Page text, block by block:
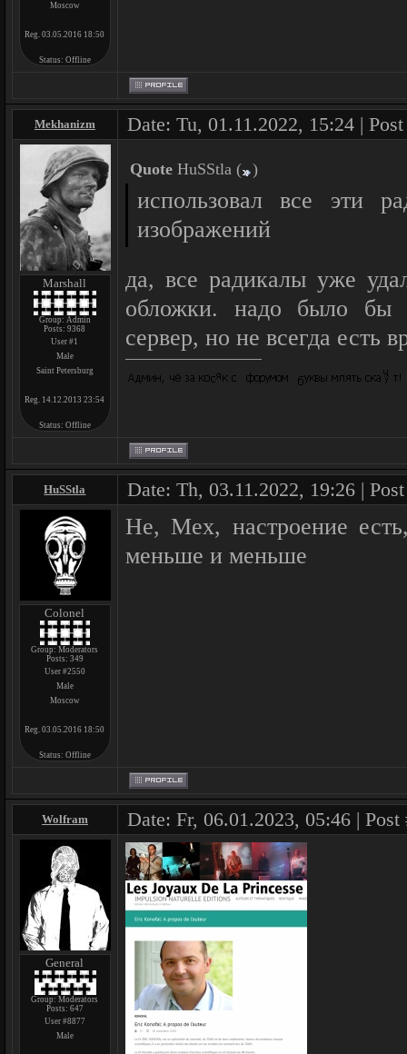
Moscow
Reg. 03.05.2016 18:50
Status: Offline
Mekhanizm Date: Tu, 01.11.2022, 15:24 |
Marshall
Group: Admin
Posts:9368
User #1
Male
Saint Petersburg
Reg. 14.12.2013 23:54
Status: Offline
Quote HuSStla ( )
использовал все эти
изображений
да, все радикалы уже
обложки. надо было бы
сервер, но не всегда есть
HuSStla Date: Th, 03.11.2022, 19:26 |
Colonel
Group: Moderators
Posts: 349
User #2550
Male
Moscow
Reg. 03.05.2016 18:50
Status: Offline
Не, Мех, настроение
меньше и меньше
Wolfram Date: Fr, 06.01.2023, 05:46 |
General
Group: Moderators
Posts: 647
User #8877
Male